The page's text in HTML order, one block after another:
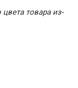
товара из-